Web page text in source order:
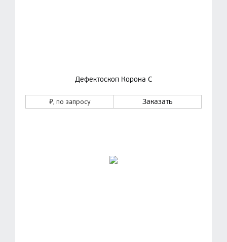
Дефектоскоп Корона С
₽, по запросу Заказать